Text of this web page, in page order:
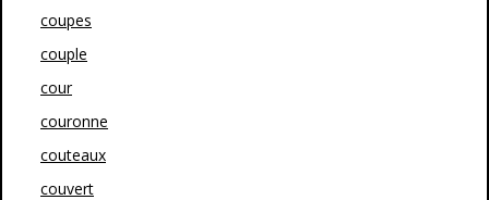
coupes
couple
cour
couronne
couteaux
couvert